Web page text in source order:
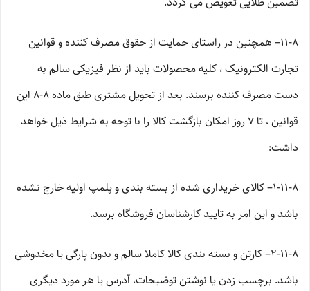
۱۱-۸– همچنین در راستای حمایت از حقوق مصرف کننده و قوانین
تجارت الکترونیک ، کلیه محصولات باید از نظر فیزیکی سالم به
دست مصرف کننده برسند. بعد از تحویل مشتری طبق ماده ۸-۸ این
قوانین ، تا ۷ روز امکان بازگشت کالا را با توجه به شرایط ذیل خواهد
داشت:
۱-۱۱-۸– کالای خریداری شده از بسته بندی و پلمپ اولیه خارج نشده
باشد و این امر به تایید کارشناسان فروشگاه برسد.
۲-۱۱-۸– کارتن و بسته بندی کالا کاملا سالم و بدون پارگی یا مخدوشی
باشد. برچسب زدن یا نوشتن توضیحات، آدرس یا هر مورد دیگری